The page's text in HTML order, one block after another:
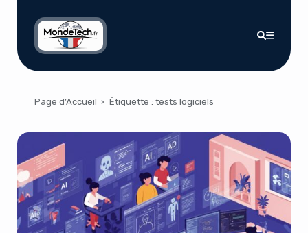
Page d’Accueil › Étiquette : tests logiciels